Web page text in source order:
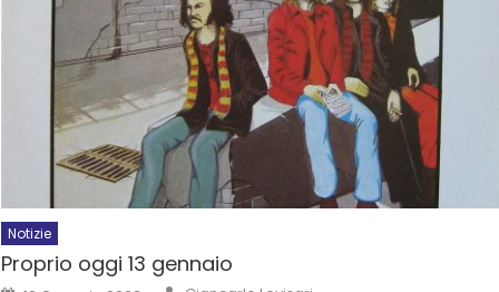
Notizie
Proprio oggi 13 gennaio